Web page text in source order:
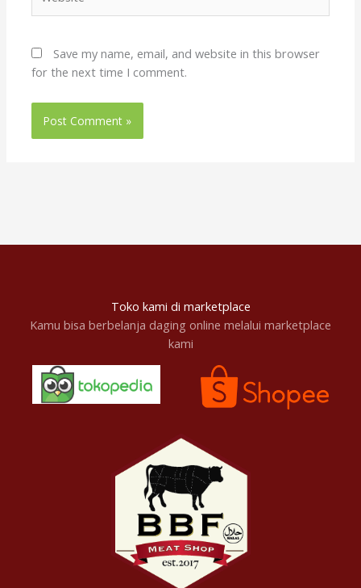
Save my name, email, and website in this browser
for the next time I comment.
Toko kami di marketplace
Kamu bisa berbelanja daging online melalui marketplace
kami